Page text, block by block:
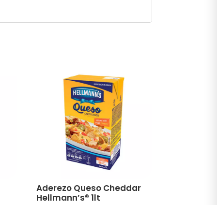
Aderezo Queso Cheddar
Hellmann’s® 1lt